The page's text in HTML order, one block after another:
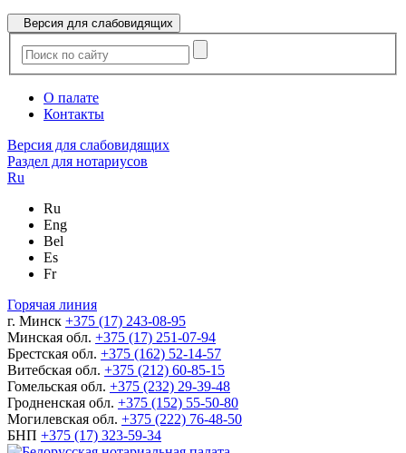
Версия для слабовидящих
О палате
Контакты
Версия для слабовидящих
Раздел для нотариусов
Ru
Ru
Eng
Bel
Es
Fr
Горячая линия
г. Минск +375 (17) 243-08-95
Минская обл. +375 (17) 251-07-94
Брестская обл. +375 (162) 52-14-57
Витебская обл. +375 (212) 60-85-15
Гомельская обл. +375 (232) 29-39-48
Гродненская обл. +375 (152) 55-50-80
Могилевская обл. +375 (222) 76-48-50
БНП +375 (17) 323-59-34